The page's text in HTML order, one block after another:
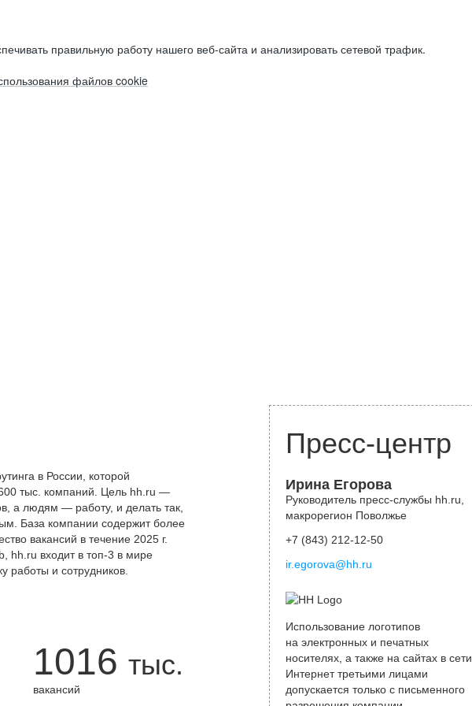
правильную работу нашего веб-сайта и анализировать сетевой трафик.
файлов cookie
в России, которой
тыс. компаний. Цель hh.ru —
а людям — работу, и делать так,
База компании содержит более
вакансий в течение 2025 г.
hh.ru входит в топ-3 в мире
работы и сотрудников.
1016 тыс.
вакансий
Пресс-центр
Ирина Егорова
Руководитель пресс-службы hh.ru,
макрорегион Поволжье
+7 (843) 212-12-50
ir.egorova@hh.ru
Использование логотипов
на электронных и печатных
носителях, а также на сайтах в сети
Интернет третьими лицами
допускается только с письменного